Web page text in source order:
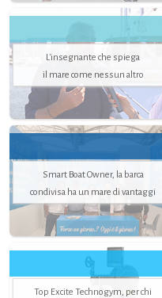
L'insegnante che spiega
il mare come nessun altro
Smart Boat Owner, la barca
condivisa ha un mare di vantaggi
Top Excite Technogym, per chi